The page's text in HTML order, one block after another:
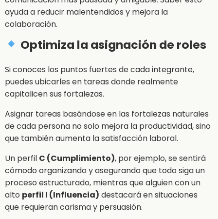
ayuda a reducir malentendidos y mejora la
colaboración.
Optimiza la asignación de roles
Si conoces los puntos fuertes de cada integrante,
puedes ubicarles en tareas donde realmente
capitalicen sus fortalezas.
Asignar tareas basándose en las fortalezas naturales
de cada persona no solo mejora la productividad, sino
que también aumenta la satisfacción laboral.
Un perfil C (Cumplimiento), por ejemplo, se sentirá
cómodo organizando y asegurando que todo siga un
proceso estructurado, mientras que alguien con un
alto perfil I (Influencia) destacará en situaciones
que requieran carisma y persuasión.